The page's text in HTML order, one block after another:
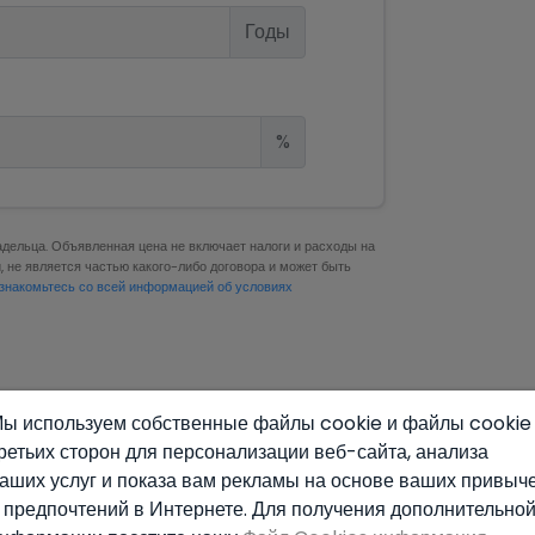
Годы
%
Объявленная цена не включает налоги и расходы на
является частью какого-либо договора и может быть
со всей информацией об условиях
используем собственные файлы cookie и файлы cookie
сторон для персонализации веб-сайта, анализа
услуг и показа вам рекламы на основе ваших
предпочтений в Интернете. Для получения дополнительной